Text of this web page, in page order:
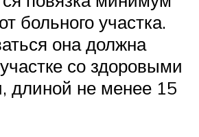
больного участка.
она должна
со здоровыми
длиной не менее 15